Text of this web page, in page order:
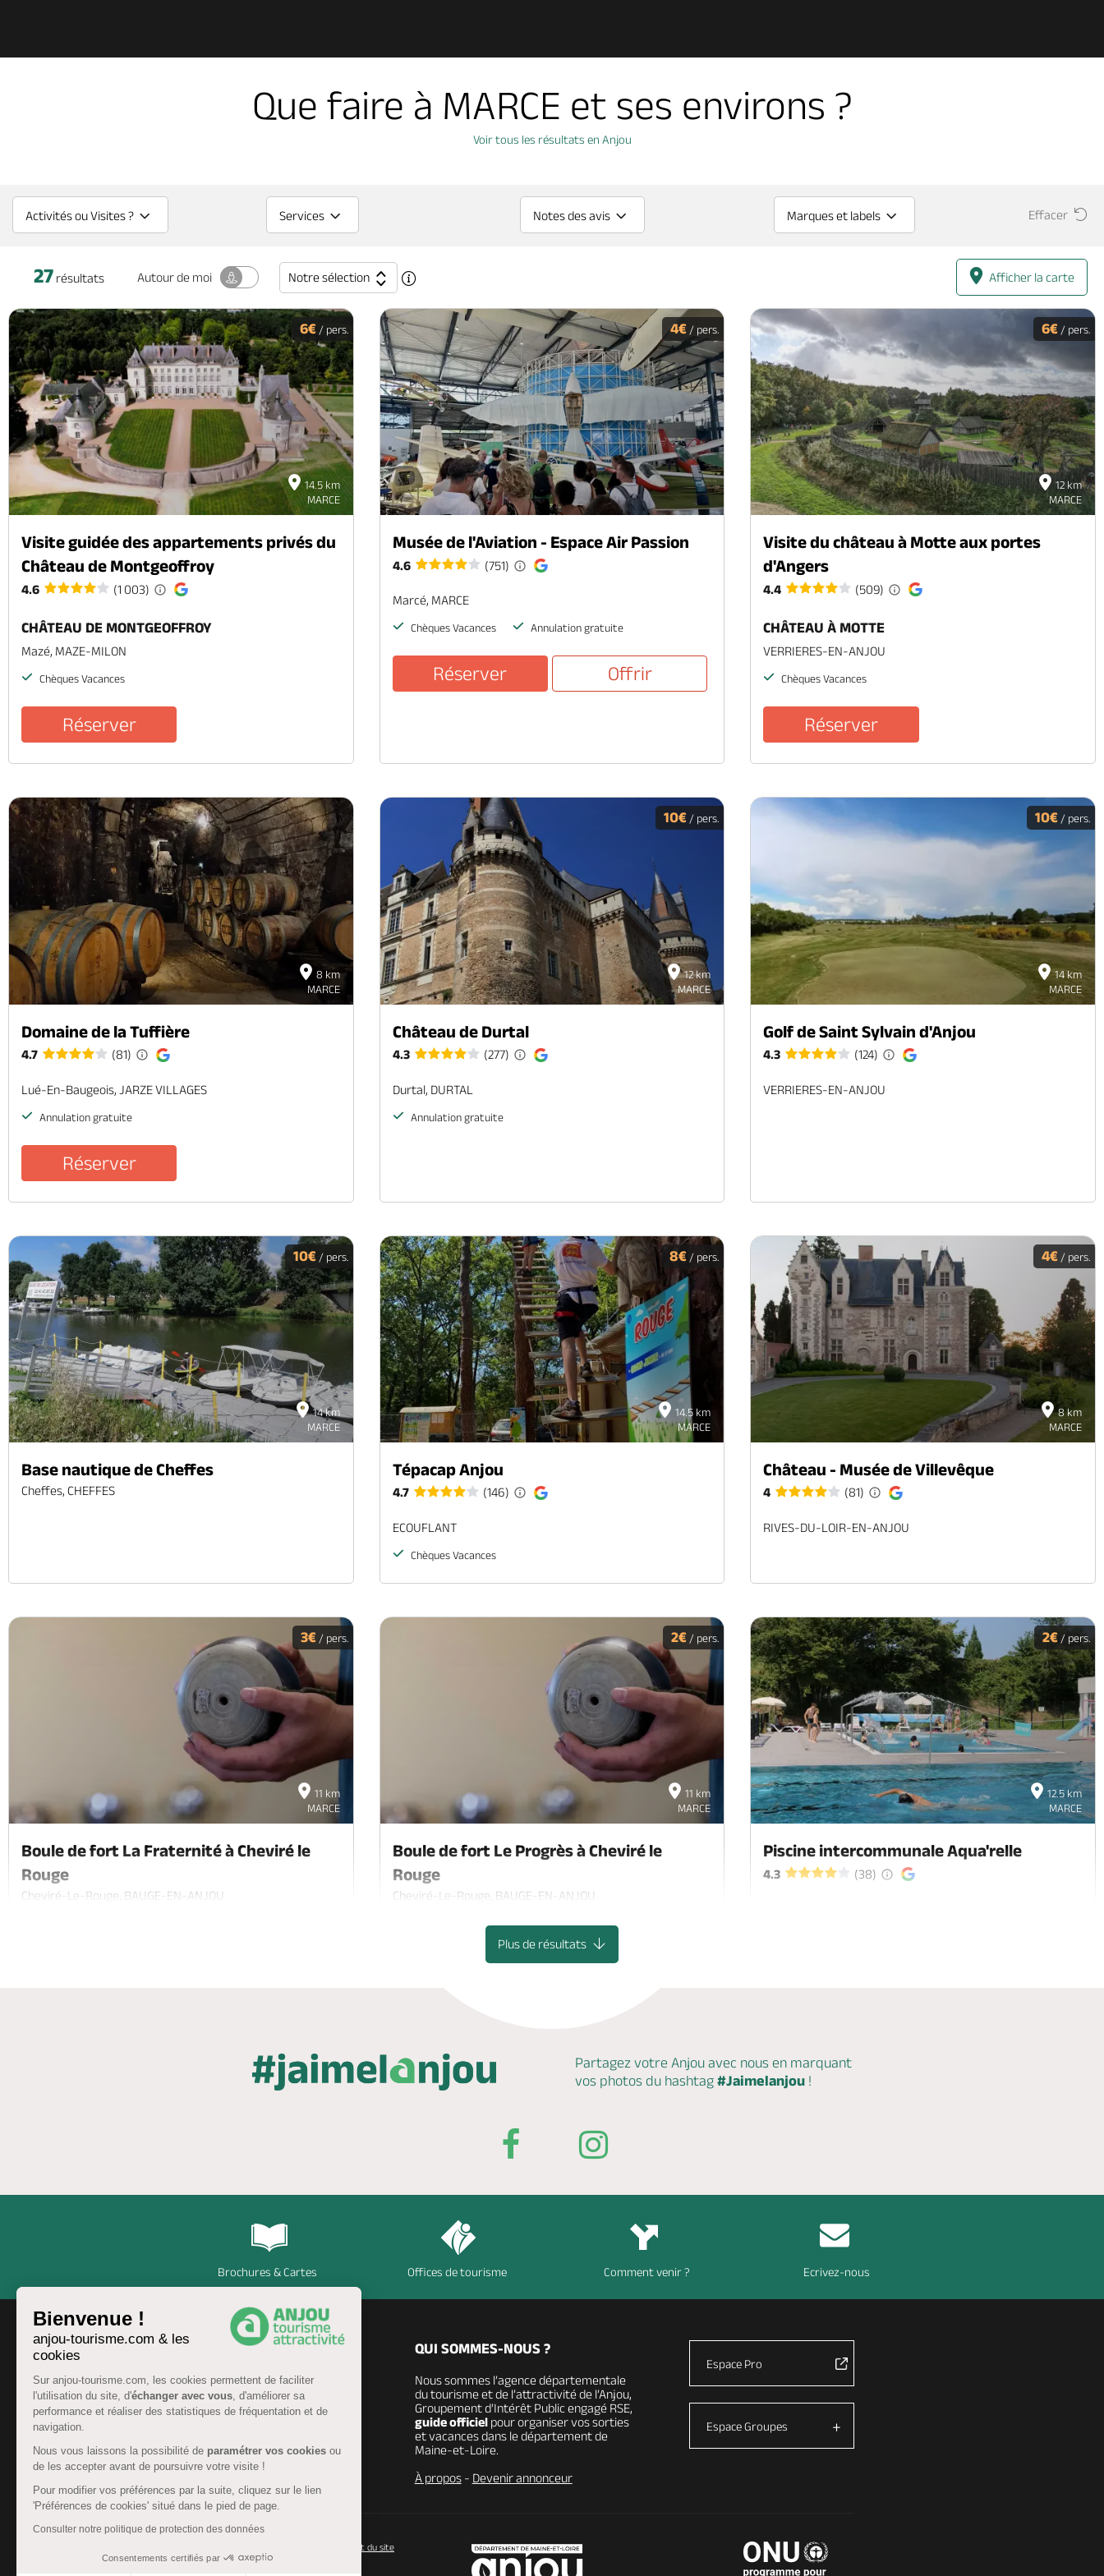
Bienvenue !
anjou-tourisme.com & les
cookies
Sur anjou-tourisme.com, les cookies permettent de faciliter
l'utilisation du site, d'échanger avec vous, d'améliorer sa
performance et réaliser des statistiques de fréquentation et de
navigation.
Nous vous laissons la possibilité de paramétrer vos cookies ou
de les accepter avant de poursuivre votre visite !
Pour modifier vos préférences par la suite, cliquez sur le lien
'Préférences de cookies' situé dans le pied de page.
Consulter notre politique de protection des données
Consentements certifiés par
Que faire à MARCE et ses environs ?
Voir tous les résultats en Anjou
Activités ou Visites ? Services Notes des avis Marques et labels Effacer
27 résultats Autourde moi Notre sélection Afficher la carte
14.5 km
MARCE
6€/ pers.
Visite guidée des appartements privés du
Château de Montgeoffroy
4.6 (1 003)
CHÂTEAU DE MONTGEOFFROY
Mazé, MAZE-MILON
Chèques Vacances
Réserver
4€ / pers.
Musée de l'Aviation - Espace Air Passion
4.6 (751)
Marcé, MARCE
Chèques Vacances Annulation gratuite
Réserver Offrir
12 km
MARCE
6€/ pers.
Visite du château à Motte aux portes
d'Angers
4.4 (509)
CHÂTEAU À MOTTE
VERRIERES-EN-ANJOU
Chèques Vacances
Réserver
8 km
MARCE
Domaine de la Tuffière
4.7 (81)
Lué-En-Baugeois, JARZE VILLAGES
Annulation gratuite
Réserver
12 km
MARCE
10€ / pers.
Château de Durtal
4.3 (277)
Durtal, DURTAL
Annulation gratuite
14 km
MARCE
10€/ pers.
Golf de Saint Sylvain d'Anjou
4.3 (124)
VERRIERES-EN-ANJOU
14 km
MARCE
10€/ pers.
Base nautique de Cheffes
Cheffes, CHEFFES
14.5 km
MARCE
8€ / pers.
Tépacap Anjou
4.7 (146)
ECOUFLANT
Chèques Vacances
8 km
MARCE
4€ / pers.
Château - Musée de Villevêque
4 (81)
RIVES-DU-LOIR-EN-ANJOU
11 km
MARCE
3€/ pers.
Boule de fort La Fraternité à Cheviré le
Rouge
Cheviré-Le-Rouge, BAUGE-EN-ANJOU
11 km
MARCE
2€ / pers.
Boule de fort Le Progrès à Cheviré le
Rouge
Cheviré-Le-Rouge, BAUGE-EN-ANJOU
12.5 km
MARCE
2€/ pers.
Piscine intercommunale Aqua'relle
4.3 (38)
Plus de résultats
Partagez votre Anjou avec nous en marquant
vos photos du hashtag #Jaimelanjou !
Brochures & Cartes Offices de tourisme Comment venir ? Ecrivez-nous
QUI SOMMES-NOUS ?
Nous sommes l’agence départementale
du tourisme et de l’attractivité de l’Anjou,
Groupement d’Intérêt Public engagé RSE,
guide officielpour organiser vos sorties
et vacances dans le département de
Maine-et-Loire.
À propos- Devenir annonceur
Espace Pro
Espace Groupes
Fonctionnement du site